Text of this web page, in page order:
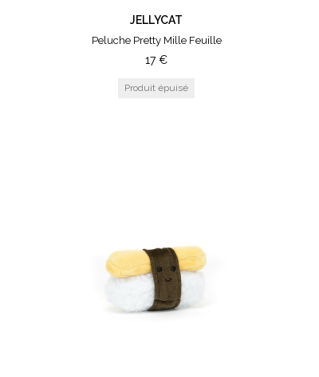
JELLYCAT
Peluche Pretty Mille Feuille
17 €